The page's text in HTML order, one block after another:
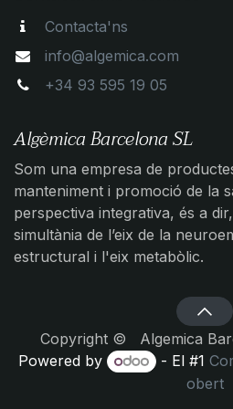
Contacta'ns
info@algemica.com
+34 93 595 19 05
Algèmica Barcelona SL
Som una empresa de
manteniment i promoció de la
perspectiva integrativa, és a
simultània de l’eix de la
estructural i l'eix metabòlic.
Copyright © Algemica
Powered by - El #1
obert